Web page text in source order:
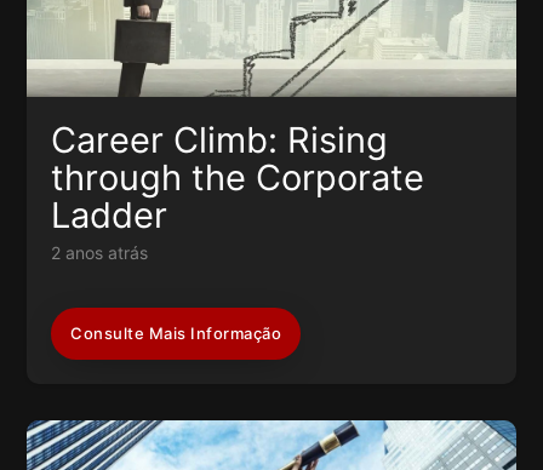
Career Climb: Rising
through the Corporate
Ladder
2 anos atrás
Consulte Mais Informação